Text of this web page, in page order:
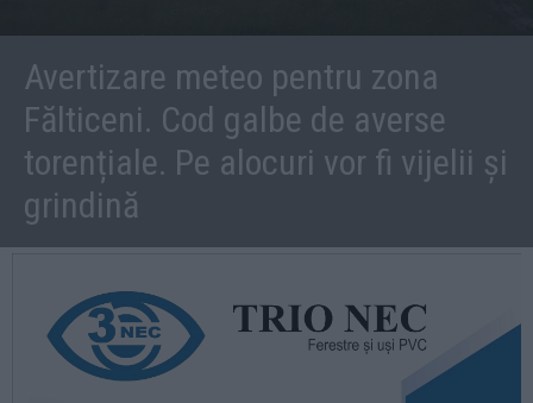
Avertizare meteo pentru zona
Fălticeni. Cod galbe de averse
torențiale. Pe alocuri vor fi vijelii și
grindină